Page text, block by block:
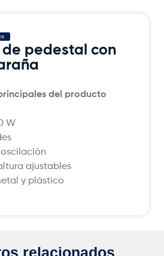
pedestal con
del producto
W
ajustables
y plástico
relacionados